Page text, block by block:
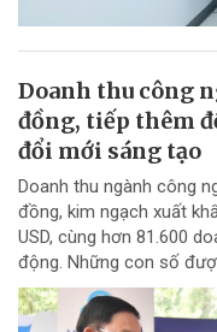
Doanh thu công
đồng, tiếp thêm
đổi mới sáng tạo
Doanh thu ngành công
đồng, kim ngạch xuất
USD, cùng hơn 81.600
động. Những con số